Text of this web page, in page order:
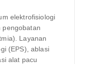
elektrofisiologi
pengobatan
Layanan
(EPS), ablasi
alat pacu